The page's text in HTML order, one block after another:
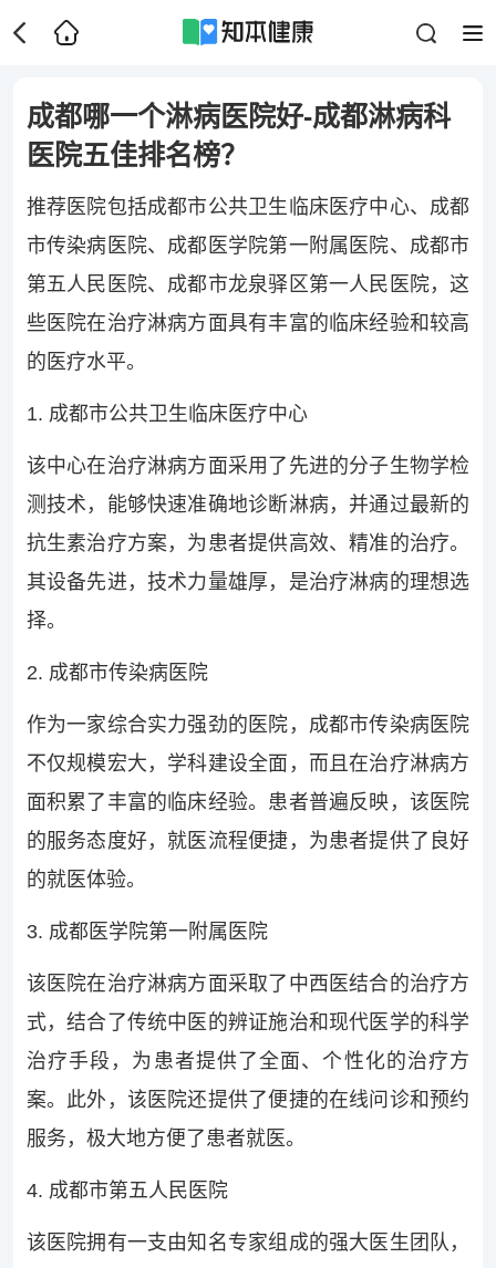
成都哪一个淋病医院好-成都淋病科
医院五佳排名榜？
推荐医院包括成都市公共卫生临床医疗中心、成都
市传染病医院、成都医学院第一附属医院、成都市
第五人民医院、成都市龙泉驿区第一人民医院，这
些医院在治疗淋病方面具有丰富的临床经验和较高
的医疗水平。
1. 成都市公共卫生临床医疗中心
该中心在治疗淋病方面采用了先进的分子生物学检
测技术，能够快速准确地诊断淋病，并通过最新的
抗生素治疗方案，为患者提供高效、精准的治疗。
其设备先进，技术力量雄厚，是治疗淋病的理想选
择。
2. 成都市传染病医院
作为一家综合实力强劲的医院，成都市传染病医院
不仅规模宏大，学科建设全面，而且在治疗淋病方
面积累了丰富的临床经验。患者普遍反映，该医院
的服务态度好，就医流程便捷，为患者提供了良好
的就医体验。
3. 成都医学院第一附属医院
该医院在治疗淋病方面采取了中西医结合的治疗方
式，结合了传统中医的辨证施治和现代医学的科学
治疗手段，为患者提供了全面、个性化的治疗方
案。此外，该医院还提供了便捷的在线问诊和预约
服务，极大地方便了患者就医。
4. 成都市第五人民医院
该医院拥有一支由知名专家组成的强大医生团队，